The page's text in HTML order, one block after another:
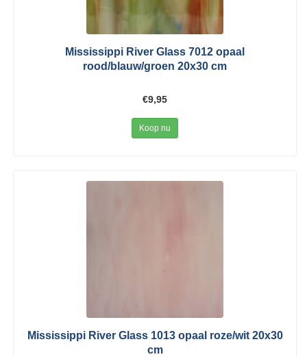
Mississippi River Glass 7012 opaal
rood/blauw/groen 20x30 cm
€9,95
Koop nu
Mississippi River Glass 1013 opaal roze/wit 20x30
cm